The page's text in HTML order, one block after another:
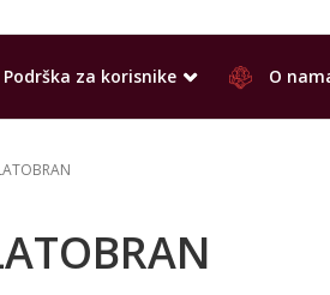
Podrška za korisnike O